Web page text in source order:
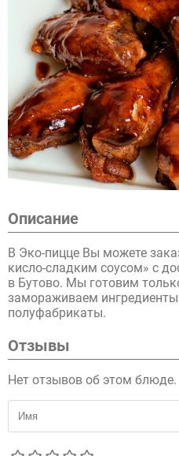
Описание
В Эко-пицце Вы можете
кисло-сладким соусом» с
в Бутово. Мы готовим
замораживаем
полуфабрикаты.
Отзывы
Нет отзывов об этом блюде.